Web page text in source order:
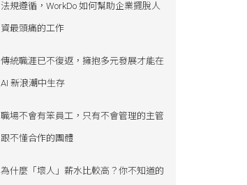
法規遵循，WorkDo 如何幫助企業擺脫人
資最頭痛的工作
傳統職涯已不復返，擁抱多元發展才能在
AI 新浪潮中生存
職場不會有笨員工，只有不會管理的主管
跟不懂合作的團體
為什麼「壞人」薪水比較高？你不知道的